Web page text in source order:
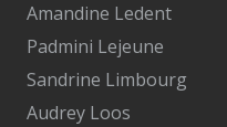
Amandine Ledent
Padmini Lejeune
Sandrine Limbourg
Audrey Loos